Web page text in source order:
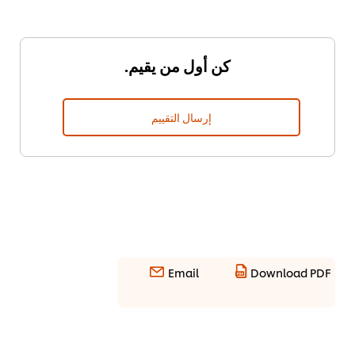
كن أول من يقيم.
إرسال التقييم
Download PDF
Email